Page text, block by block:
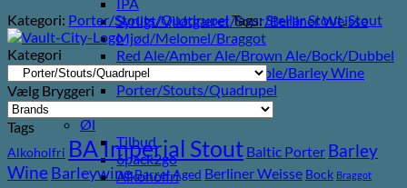
Syrligt/Vildtgæret/Sour/Berliner Weisse
Mjød/Melomel/Braggot
Red Ale/Amber Ale/Brown Ale/Bock/Dubbel
Strong Ale/Dark Ale/Triple/Barley Wine
Porter/Stouts/Quadrupel
Røgøl
Øl
Tilbud
6pack2go
Alkoholfri
Kategori: Porter/Stouts/QuadrupelTags:Stellar Stout,Stout
Kategori
Vælg Bryggeri
Tags
Alkoholfri BA Imperial Stout Baltic Porter Barley
Wine BarleywineBarrel Aged Berliner Weisse Bock Braggot